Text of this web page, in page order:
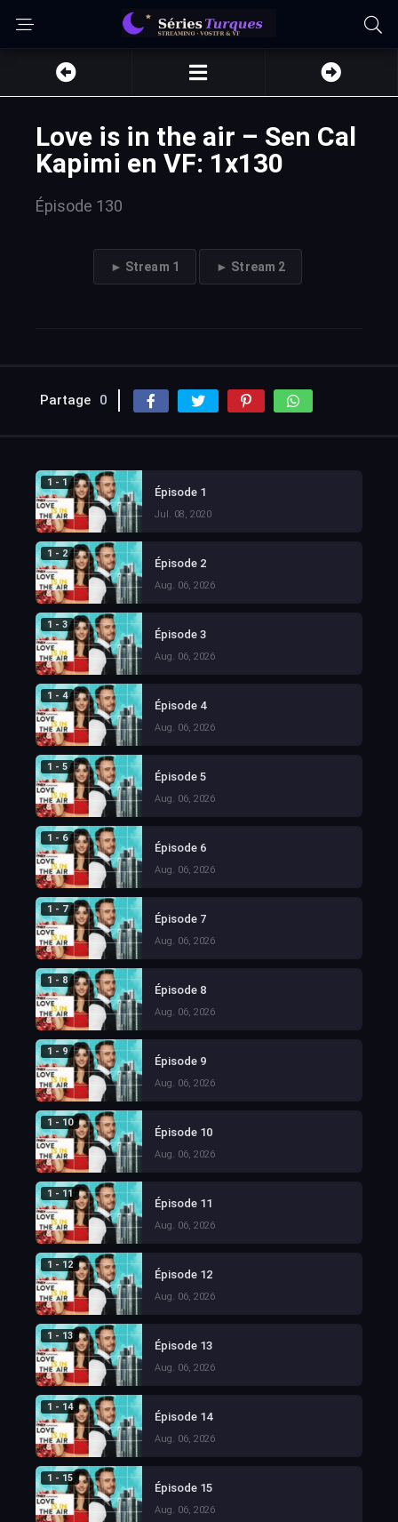
Love is in the air – Sen Cal
Kapimi en VF: 1x130
Épisode 130
► Stream 1 ► Stream 2
Partage 0
1 - 1
Épisode 1
Jul. 08, 2020
1 - 2
Épisode 2
Aug. 06, 2026
1 - 3
Épisode 3
Aug. 06, 2026
1 - 4
Épisode 4
Aug. 06, 2026
1 - 5
Épisode 5
Aug. 06, 2026
1 - 6
Épisode 6
Aug. 06, 2026
1 - 7
Épisode 7
Aug. 06, 2026
1 - 8
Épisode 8
Aug. 06, 2026
1 - 9
Épisode 9
Aug. 06, 2026
1 - 10
Épisode 10
Aug. 06, 2026
1 - 11
Épisode 11
Aug. 06, 2026
1 - 12
Épisode 12
Aug. 06, 2026
1 - 13
Épisode 13
Aug. 06, 2026
1 - 14
Épisode 14
Aug. 06, 2026
1 - 15
Épisode 15
Aug. 06, 2026